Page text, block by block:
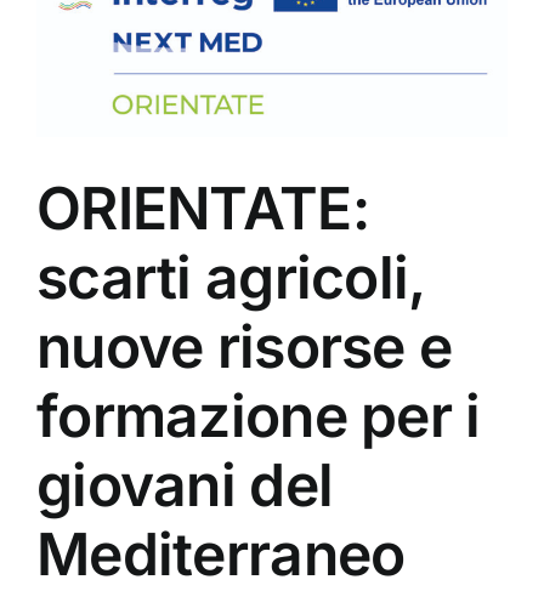
ORIENTATE:
scarti agricoli,
nuove risorse e
formazione per i
giovani del
Mediterraneo